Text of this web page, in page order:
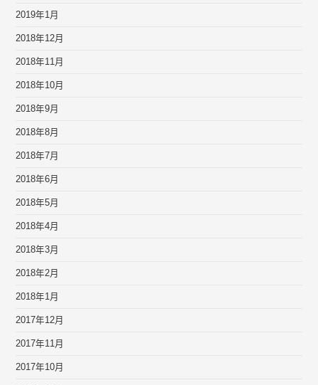
2019年1月
2018年12月
2018年11月
2018年10月
2018年9月
2018年8月
2018年7月
2018年6月
2018年5月
2018年4月
2018年3月
2018年2月
2018年1月
2017年12月
2017年11月
2017年10月